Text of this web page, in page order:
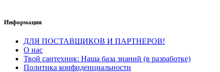
Информация
ДЛЯ ПОСТАВЩИКОВ И ПАРТНЕРОВ!
О нас
Твой сантехник: Наша база знаний (в разработке)
Политика конфиденциальности